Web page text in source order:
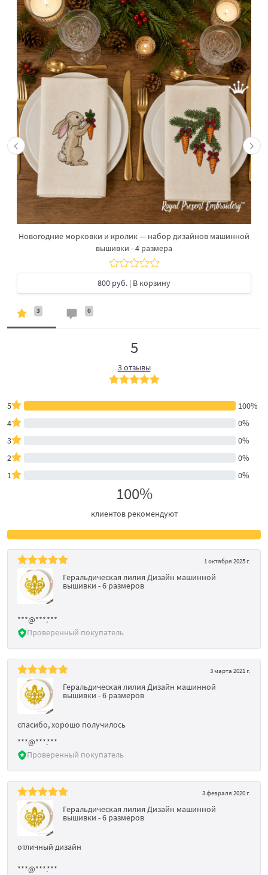
Новогодние морковки и кролик — набор дизайнов машинной
вышивки - 4 размера
800 руб. | В корзину
3 0
5
3 отзывы
5
100%
4
0%
3
0%
2
0%
1
0%
100%
клиентов рекомендуют
1 октября 2025 г.
Геральдическая лилия Дизайн машинной
вышивки - 6 размеров
***@***.***
Проверенный покупатель
3 марта 2021 г.
Геральдическая лилия Дизайн машинной
вышивки - 6 размеров
спасибо, хорошо получилось
***@***.***
Проверенный покупатель
3 февраля 2020 г.
Геральдическая лилия Дизайн машинной
вышивки - 6 размеров
отличный дизайн
***@***.***